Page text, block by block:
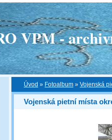
VPM -
Úvod » Fotoalbum » Vojenská
Vojenská pietní místa